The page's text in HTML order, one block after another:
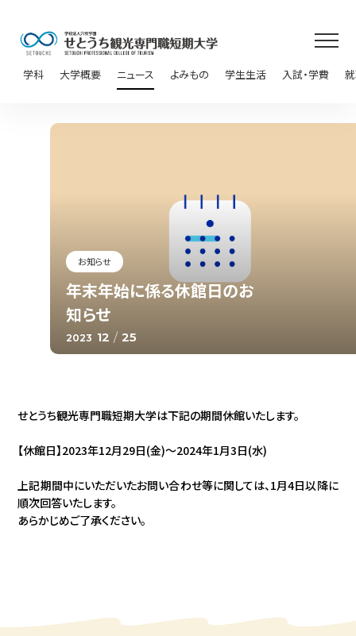
学科 大学概要 ニュース よみもの 学生生活 入試・学費
お知らせ
年末年始に係る休館日のお
知らせ
2023 12 / 25
せとうち観光専門職短期大学は下記の期間休館いたします。
【休館日】2023年12月29日(金)～2024年1月3日(水)
上記期間中にいただいたお問い合わせ等に関しては、1月4日以降に
順次回答いたします。
あらかじめご了承ください。